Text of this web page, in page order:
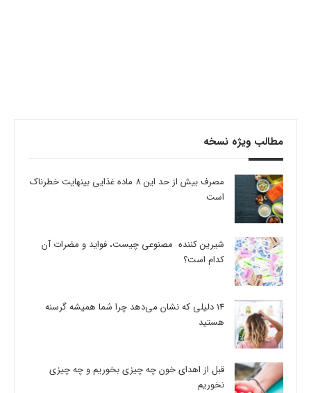
مطالب ویژه نسخه
مصرف بیش از حد این 8 ماده غذایی بینهایت خطرناک
است
شیرین کننده مصنوعی چیست، فواید و مضرات آن
کدام است؟
14 دلیلی که نشان می‌دهد چرا شما همیشه گرسنه
هستید
قبل از اهدای خون چه چیزی بخوریم و چه چیزی
نخوریم